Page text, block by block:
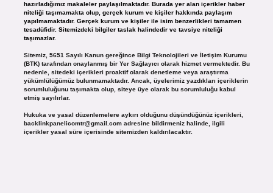
hazırladığımız makaleler paylaşılmaktadır. Burada yer alan içerikler haber
niteliği taşımamakta olup, gerçek kurum ve kişiler hakkında paylaşım
yapılmamaktadır. Gerçek kurum ve kişiler ile isim benzerlikleri tamamen
tesadüfidir. Sitemizdeki bilgiler taslak halindedir ve tavsiye niteliği
taşımazlar.
Sitemiz, 5651 Sayılı Kanun gereğince Bilgi Teknolojileri ve İletişim Kurumu
(BTK) tarafından onaylanmış bir Yer Sağlayıcı olarak hizmet vermektedir. Bu
nedenle, sitedeki içerikleri proaktif olarak denetleme veya araştırma
yükümlülüğümüz bulunmamaktadır. Ancak, üyelerimiz yazdıkları içeriklerin
sorumluluğunu taşımakta olup, siteye üye olarak bu sorumluluğu kabul
etmiş sayılırlar.
Hukuka ve yasal düzenlemelere aykırı olduğunu düşündüğünüz içerikleri,
backlinkpanelicomtr@gmail.comadresine bildirmeniz halinde, ilgili
içerikler yasal süre içerisinde sitemizden kaldırılacaktır.